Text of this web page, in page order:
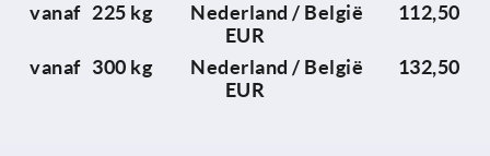
vanaf 225 kg Nederland / België 112,50
EUR
vanaf 300 kg Nederland / België 132,50
EUR